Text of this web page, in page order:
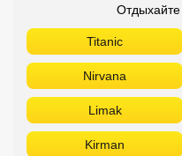
Titanic
Nirvana
Limak
Kirman